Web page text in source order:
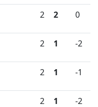
2 2 0
2 1 -2
2 1 -1
2 1 -2